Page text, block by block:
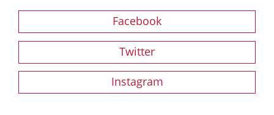
Facebook
Twitter
Instagram